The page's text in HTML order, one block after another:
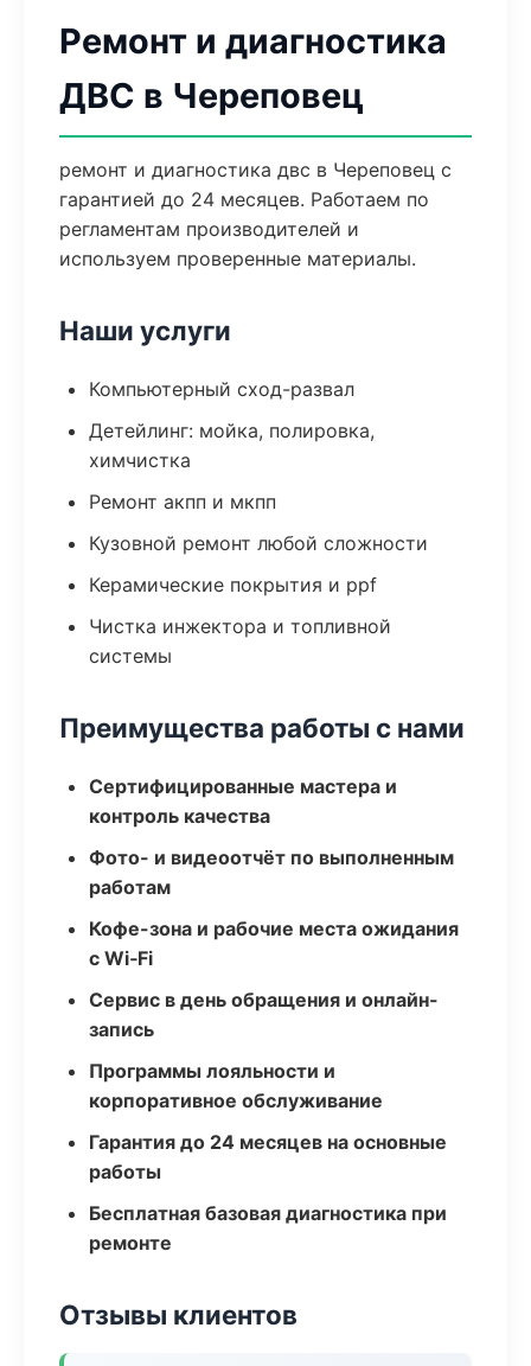
Ремонт и диагностика
ДВС в Череповец
ремонт и диагностика двс в Череповец с
гарантией до 24 месяцев. Работаем по
регламентам производителей и
используем проверенные материалы.
Наши услуги
Компьютерный сход-развал
Детейлинг: мойка, полировка,
химчистка
Ремонт акпп и мкпп
Кузовной ремонт любой сложности
Керамические покрытия и ppf
Чистка инжектора и топливной
системы
Преимущества работы с нами
Сертифицированные мастера и
контроль качества
Фото- и видеоотчёт по выполненным
работам
Кофе-зона и рабочие места ожидания
с Wi‑Fi
Сервис в день обращения и онлайн-
запись
Программы лояльности и
корпоративное обслуживание
Гарантия до 24 месяцев на основные
работы
Бесплатная базовая диагностика при
ремонте
Отзывы клиентов